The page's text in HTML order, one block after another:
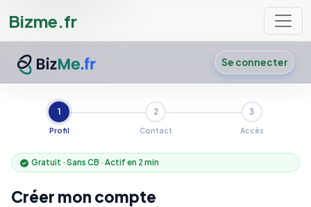
Bizme.fr
Se connecter
1
Profil
2
Contact
3
Accès
Gratuit · Sans CB · Actif en 2 min
Créer mon compte